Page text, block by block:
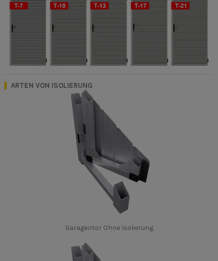
ARTEN VON ISOLIERUNG
Garagentor Ohne Isolierung